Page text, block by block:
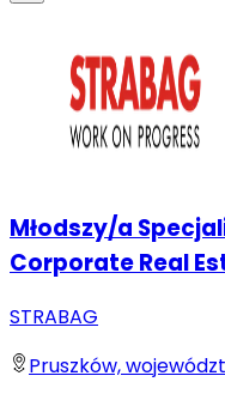
Młodszy/a
Corporate Real
STRABAG
Pruszków,